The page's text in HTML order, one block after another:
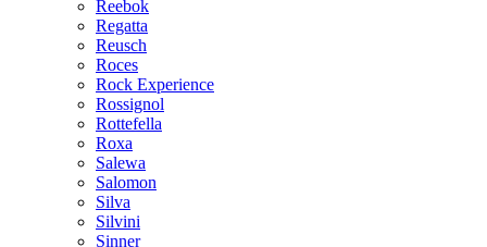
Reebok
Regatta
Reusch
Roces
Rock Experience
Rossignol
Rottefella
Roxa
Salewa
Salomon
Silva
Silvini
Sinner